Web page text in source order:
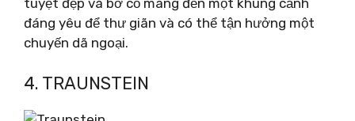
tuyệt đẹp và bờ cỏ mang đến một khung cảnh
đáng yêu để thư giãn và có thể tận hưởng một
chuyến dã ngoại.
4. TRAUNSTEIN